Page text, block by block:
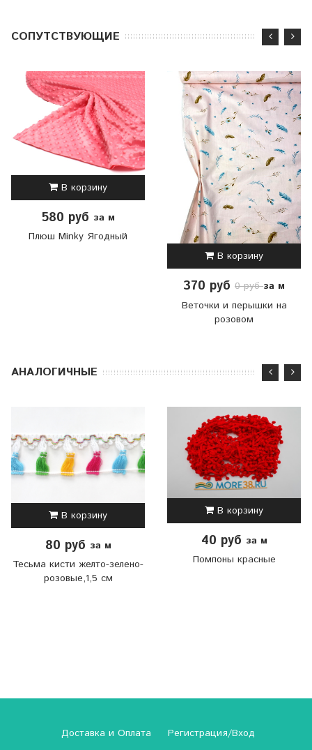
CОПУТСТВУЮЩИЕ
В корзину
580 руб за м
Плюш Minky Ягодный
В корзину
370 руб 0 рубза м
Веточки и перышки на
розовом
АНАЛОГИЧНЫЕ
В корзину
80 руб за м
Тесьма кисти желто-зелено-
розовые,1,5 см
В корзину
40 руб за м
Помпоны красные
Доставка и Оплата Регистрация/Вход